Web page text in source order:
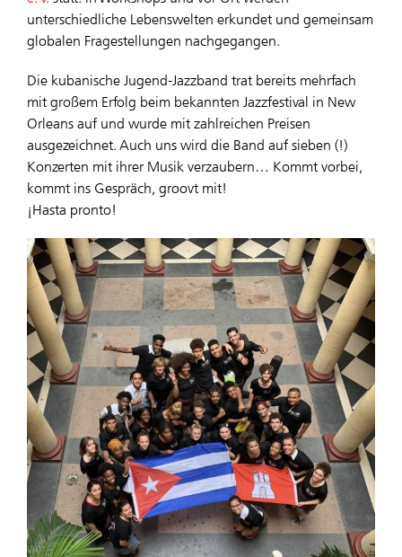
unterschiedliche Lebenswelten erkundet und gemeinsam
globalen Fragestellungen nachgegangen.
Die kubanische Jugend-Jazzband trat bereits mehrfach
mit großem Erfolg beim bekannten Jazzfestival in New
Orleans auf und wurde mit zahlreichen Preisen
ausgezeichnet. Auch uns wird die Band auf sieben (!)
Konzerten mit ihrer Musik verzaubern… Kommt vorbei,
kommt ins Gespräch, groovt mit!
¡Hasta pronto!